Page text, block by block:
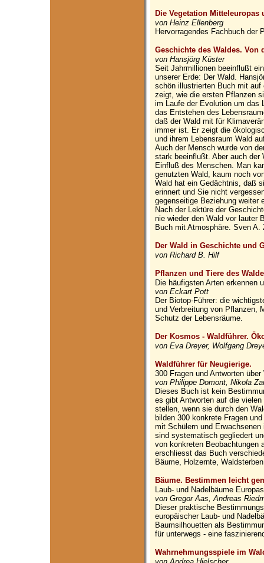
Die Vegetation Mitteleuropas
von Heinz Ellenberg
Hervorragendes Fachbuch der
Geschichte des Waldes. Von
von Hansjörg Küster
Seit Jahrmillionen beeinflußt
unserer Erde: Der Wald.
schön illustrierten Buch mit
zeigt, wie die ersten Pflanzen
im Laufe der Evolution um das
das Entstehen des
daß der Wald mit für
immer ist. Er zeigt die
und ihrem Lebensraum Wald
Auch der Mensch wurde von
stark beeinflußt. Aber auch der
Einfluß des Menschen. Man
genutzten Wald, kaum noch
Wald hat ein Gedächtnis, daß
erinnert und Sie nicht
gegenseitige Beziehung weiter
Nach der Lektüre der
nie wieder den Wald vor lauter
Buch mit Atmosphäre. Sven A.
Der Wald in Geschichte und
von Richard B. Hilf
Pflanzen und Tiere des
Die häufigsten Arten erkennen
von Eckart Pott
Der Biotop-Führer: die
und Verbreitung von Pflanzen,
Schutz der Lebensräume.
Der Kosmos - Waldführer.
von Eva Dreyer, Wolfgang
Waldführer für Neugierige.
300 Fragen und Antworten
von Philippe Domont, Nikola
Dieses Buch ist kein
es gibt Antworten auf die
stellen, wenn sie durch den
bilden 300 konkrete Fragen
mit Schülern und
sind systematisch gegliedert
von konkreten Beobachtungen
erschliesst das Buch
Bäume, Holzernte,
Bäume. Bestimmen leicht
Laub- und Nadelbäume
von Gregor Aas, Andreas
Dieser praktische
europäischer Laub- und
Baumsilhouetten als
für unterwegs - eine
Wahrnehmungsspiele im